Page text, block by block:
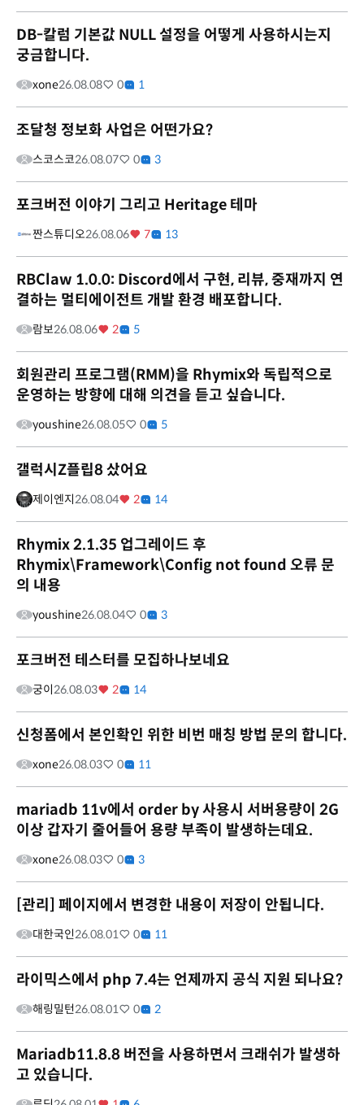
DB-칼럼 기본값 NULL 설정을 어떻게 사용하시는지
궁금합니다.
xone26.08.08 0 1
조달청 정보화 사업은 어떤가요?
스코스코26.08.07 0 3
포크버전 이야기 그리고 Heritage 테마
짠스튜디오26.08.06 7 13
RBClaw 1.0.0: Discord에서 구현, 리뷰, 중재까지 연
결하는 멀티에이전트 개발 환경 배포합니다.
람보26.08.06 2 5
회원관리 프로그램(RMM)을 Rhymix와 독립적으로
운영하는 방향에 대해 의견을 듣고 싶습니다.
youshine26.08.05 0 5
갤럭시Z플립8 샀어요
제이엔지26.08.04 2 14
Rhymix 2.1.35 업그레이드 후
Rhymix\Framework\Config not found 오류 문
의 내용
youshine26.08.04 0 3
포크버전 테스터를 모집하나보네요
궁이26.08.03 2 14
신청폼에서 본인확인 위한 비번 매칭 방법 문의 합니다.
xone26.08.03 0 11
mariadb 11v에서 order by 사용시 서버용량이 2G
이상 갑자기 줄어들어 용량 부족이 발생하는데요.
xone26.08.03 0 3
[관리] 페이지에서 변경한 내용이 저장이 안됩니다.
대한국인26.08.01 0 11
라이믹스에서 php 7.4는 언제까지 공식 지원 되나요?
해링밀턴26.08.01 0 2
Mariadb11.8.8 버전을 사용하면서 크래쉬가 발생하
고 있습니다.